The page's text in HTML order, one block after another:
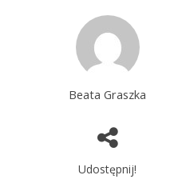
Beata Graszka
Udostępnij!